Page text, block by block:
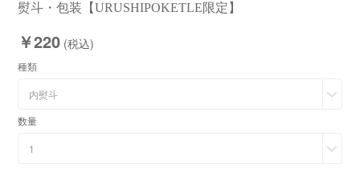
熨斗・包装【URUSHIPOKETLE限定】
￥220 (税込)
種類
内熨斗
数量
1